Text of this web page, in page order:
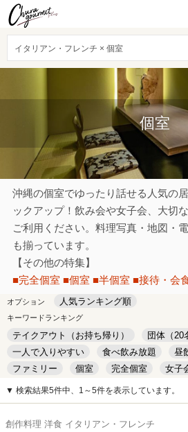
イタリアン・フレンチ × 個室
個室
沖縄の個室でゆったり話せる人気の
ックアップ！飲み会や女子会、大切
ご利用ください。料理写真・地図・
も揃っています。
【その他の特集】
■完全個室 ■個室 ■半個室 ■接待・会
オプション 人気ランキング順
キーワードランキング
テイクアウト（お持ち帰り）
団体（20
一人で入りやすい
食べ飲み放題 昼
ファミリー
個室 完全個室 女子
キッズルーム
安い デート
▼ 検索結果5件中、1～5件を表示しています。
創作料理 洋食 イタリアン・フレンチ